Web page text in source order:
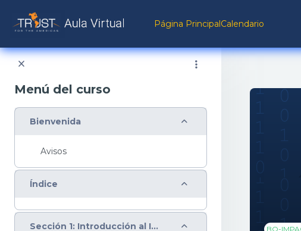
Página PrincipalCalendario
Menú del curso
Bienvenida Colapsar
Avisos
Índice Colapsar
Sección 1: Introducción al Internet de las Cosas Colapsar BO-